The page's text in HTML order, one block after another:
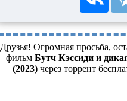
Друзья! Огромная просьба,
фильм Бутч Кэссиди и
(2023)через торрент